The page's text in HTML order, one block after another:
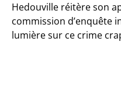
Hedouville réitère son
commission d’enquête
lumière sur ce crime